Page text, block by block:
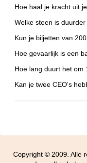
Hoe haal je kracht uit
Welke steen is
Kun je biljetten van
Hoe gevaarlijk is een
Hoe lang duurt het om
Kan je twee CEO's
Copyright © 2009. Alle